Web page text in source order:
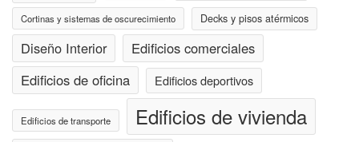
Cortinas y sistemas de oscurecimiento Decks y pisos atérmicos
Diseño Interior
Edificios comerciales
Edificios de oficina
Edificios deportivos
Edificios de transporte Edificios de vivienda